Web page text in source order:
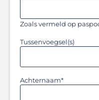
Zoals vermeld op
Tussenvoegsel(s)
Achternaam*